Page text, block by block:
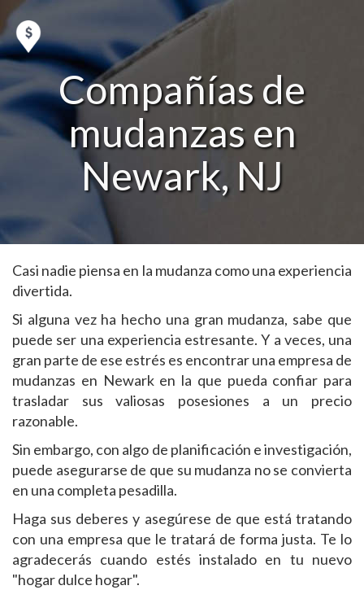
Compañías de
mudanzas en
Newark, NJ
Casi nadie piensa en la mudanza como una experiencia
divertida.
Si alguna vez ha hecho una gran mudanza, sabe que
puede ser una experiencia estresante. Y a veces, una
gran parte de ese estrés es encontrar una empresa de
mudanzas en Newark en la que pueda confiar para
trasladar sus valiosas posesiones a un precio
razonable.
Sin embargo, con algo de planificación e investigación,
puede asegurarse de que su mudanza no se convierta
en una completa pesadilla.
Haga sus deberes y asegúrese de que está tratando
con una empresa que le tratará de forma justa. Te lo
agradecerás cuando estés instalado en tu nuevo
"hogar dulce hogar".